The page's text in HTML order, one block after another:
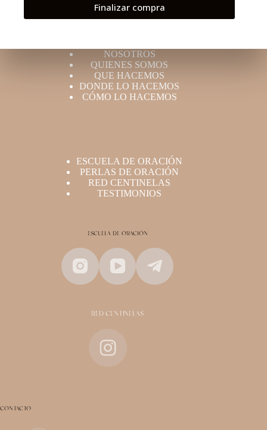
Finalizar compra
NOSOTROS
QUIENES SOMOS
QUE HACEMOS
DONDE LO HACEMOS
CÓMO LO HACEMOS
ESCUELA DE ORACIÓN
PERLAS DE ORACIÓN
RED CENTINELAS
TESTIMONIOS
ESCUELA DE ORACIÓN
RED CENTINELAS
CONTACTO